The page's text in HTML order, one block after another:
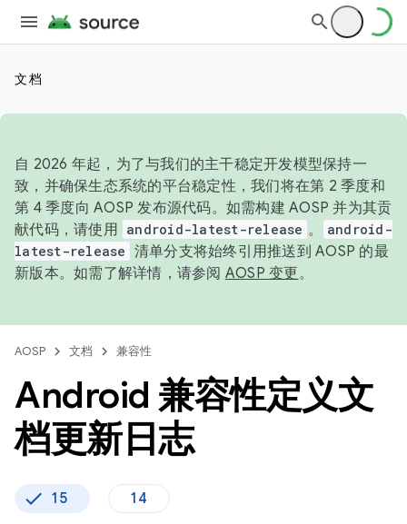
文档
自 2026 年起，为了与我们的主干稳定开发模型保持一
致，并确保生态系统的平台稳定性，我们将在第 2 季度和
第 4 季度向 AOSP 发布源代码。如需构建 AOSP 并为其贡
献代码，请使用 android-latest-release 。
android-
latest-release 清单分支将始终引用推送到 AOSP 的最
新版本。如需了解详情，请参阅 AOSP 变更。
AOSP 文档 兼容性
Android 兼容性定义文
档更新日志
15 14